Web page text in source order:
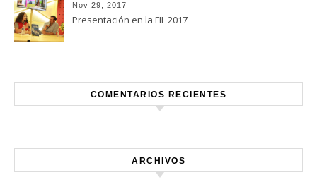
Nov 29, 2017
Presentación en la FIL 2017
COMENTARIOS RECIENTES
ARCHIVOS